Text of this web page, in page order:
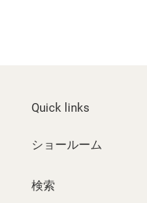
Quick links
ショールーム
検索